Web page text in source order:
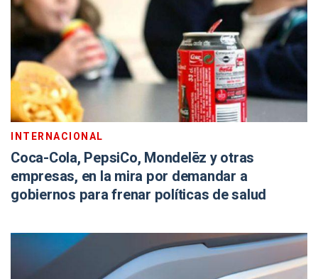
INTERNACIONAL
Coca-Cola, PepsiCo, Mondelēz y otras
empresas, en la mira por demandar a
gobiernos para frenar políticas de salud